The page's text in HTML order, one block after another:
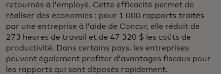
retournés à l’employé. Cette efficacité permet de
réaliser des économies : pour 1 000 rapports traités
par une entreprise à l’aide de Concur, elle réduit de
273 heures de travail et de 47 320 $ les coûts de
productivité. Dans certains pays, les entreprises
peuvent également profiter d’avantages fiscaux pour
les rapports qui sont déposés rapidement.